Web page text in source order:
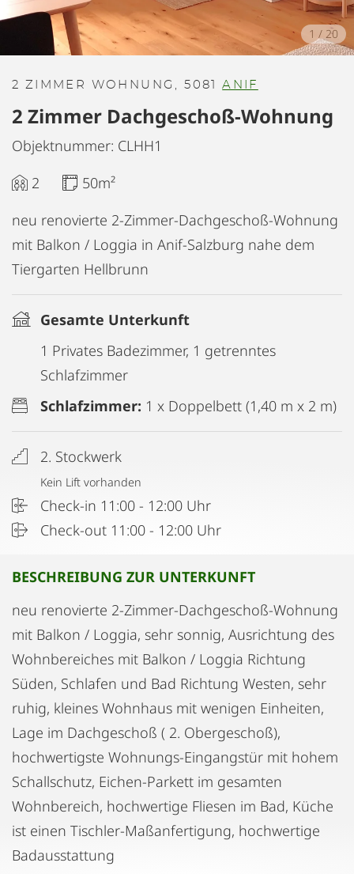
1 / 20
2 ZIMMER WOHNUNG, 5081ANIF
2 Zimmer Dachgeschoß-Wohnung
Objektnummer: CLHH1
2
50m²
neu renovierte 2-Zimmer-Dachgeschoß-Wohnung
mit Balkon / Loggia in Anif-Salzburg nahe dem
Tiergarten Hellbrunn
Gesamte Unterkunft
1 Privates Badezimmer, 1 getrenntes
Schlafzimmer
Schlafzimmer: 1 x Doppelbett (1,40 m x 2 m)
2. Stockwerk
Kein Lift vorhanden
Check-in 11:00 - 12:00 Uhr
Check-out 11:00 - 12:00 Uhr
BESCHREIBUNG ZUR UNTERKUNFT
neu renovierte 2-Zimmer-Dachgeschoß-Wohnung
mit Balkon / Loggia, sehr sonnig, Ausrichtung des
Wohnbereiches mit Balkon / Loggia Richtung
Süden, Schlafen und Bad Richtung Westen, sehr
ruhig, kleines Wohnhaus mit wenigen Einheiten,
Lage im Dachgeschoß ( 2. Obergeschoß),
hochwertigste Wohnungs-Eingangstür mit hohem
Schallschutz, Eichen-Parkett im gesamten
Wohnbereich, hochwertige Fliesen im Bad, Küche
ist einen Tischler-Maßanfertigung, hochwertige
Badausstattung